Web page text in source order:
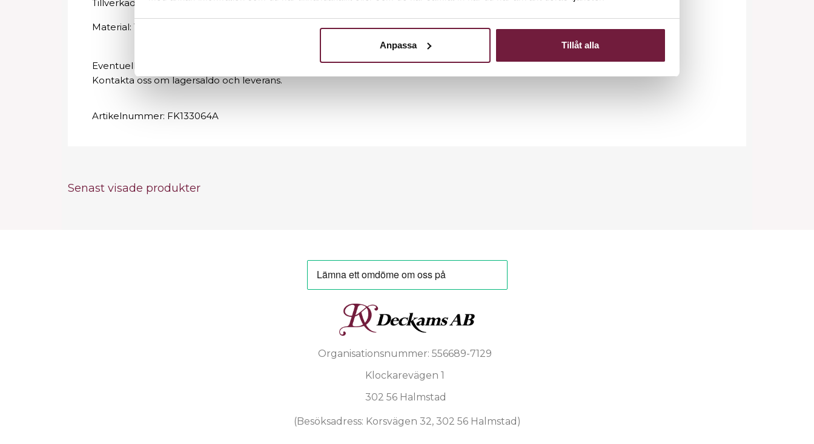
Anpassa Tillåt alla
Tillverkad av polyester, vilket gör så att håret glider av utan att fastna på kappan.
Material: 100% Polyester
Eventuell leveranstid kan förekomma.
Kontakta oss om lagersaldo och leverans.
Artikelnummer: FK133064A
Senast visade produkter
Organisationsnummer: 556689-7129
Klockarevägen 1
302 56 Halmstad
(Besöksadress: Korsvägen 32, 302 56 Halmstad)